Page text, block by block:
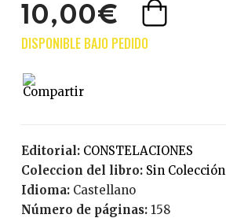
10,00€
Editorial:
CONSTELACIONES
Coleccion del libro:
Sin Colección
Idioma:
Castellano
Número de páginas: 158